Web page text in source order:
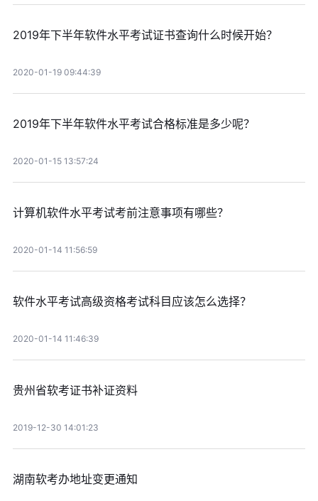
2019年下半年软件水平考试证书查询什么时候开始？
2020-01-19 09:44:39
2019年下半年软件水平考试合格标准是多少呢？
2020-01-15 13:57:24
计算机软件水平考试考前注意事项有哪些？
2020-01-14 11:56:59
软件水平考试高级资格考试科目应该怎么选择？
2020-01-14 11:46:39
贵州省软考证书补证资料
2019-12-30 14:01:23
湖南软考办地址变更通知